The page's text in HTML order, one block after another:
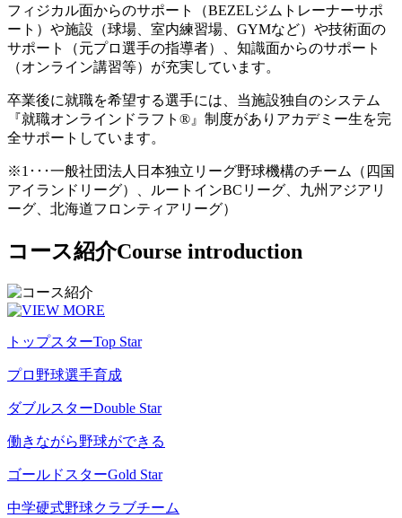
フィジカル面からのサポート（BEZELジムトレーナーサポ
ート）や施設（球場、室内練習場、GYMなど）や技術面の
サポート（元プロ選手の指導者）、知識面からのサポート
（オンライン講習等）が充実しています。
卒業後に就職を希望する選手には、当施設独自のシステム
『就職オンラインドラフト®』制度がありアカデミー生を完
全サポートしています。
※1･･･一般社団法人日本独立リーグ野球機構のチーム（四国
アイランドリーグ）、ルートインBCリーグ、九州アジアリ
ーグ、北海道フロンティアリーグ）
コース紹介Course introduction
トップスターTop Star
プロ野球選手育成
ダブルスターDouble Star
働きながら野球ができる
ゴールドスターGold Star
中学硬式野球クラブチーム